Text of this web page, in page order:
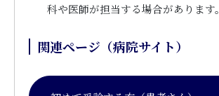
科や医師が担当する場合があります。
関連ページ（病院サイト）